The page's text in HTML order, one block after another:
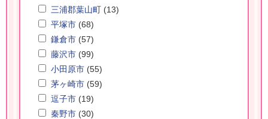
三浦郡葉山町 (13)
平塚市 (68)
鎌倉市 (57)
藤沢市 (99)
小田原市 (55)
茅ヶ崎市 (59)
逗子市 (19)
秦野市 (30)